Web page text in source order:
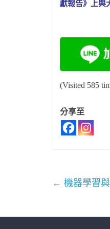
獻報告》上與
(Visited 585
分享至
← 機器學習